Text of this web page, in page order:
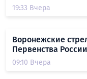
19:33 Вчера
Воронежские
Первенства России
09:10 Вчера